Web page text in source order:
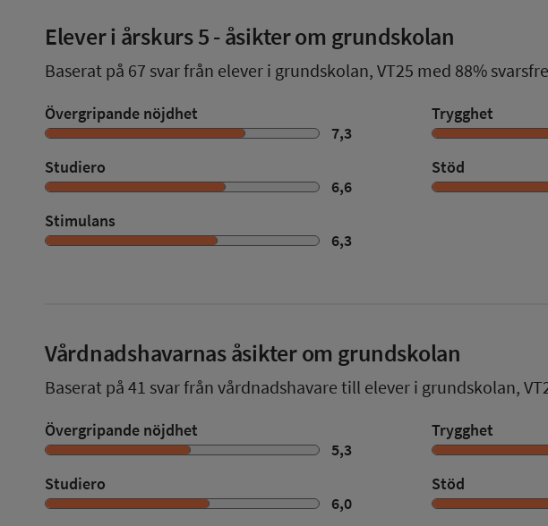
Elever i årskurs 5- åsikter om grundskolan
Baserat på 67 svar från elever i grundskolan, VT25 med 88%
Övergripande nöjdhet
7,3
Trygghet
Studiero
6,6
Stöd
Stimulans
6,3
Vårdnadshavarnas åsikter om grundskolan
Baserat på 41 svar från vårdnadshavare till elever i grundskolan,
Övergripande nöjdhet
5,3
Trygghet
Studiero
6,0
Stöd